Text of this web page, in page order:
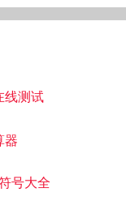
线测试
器
号大全